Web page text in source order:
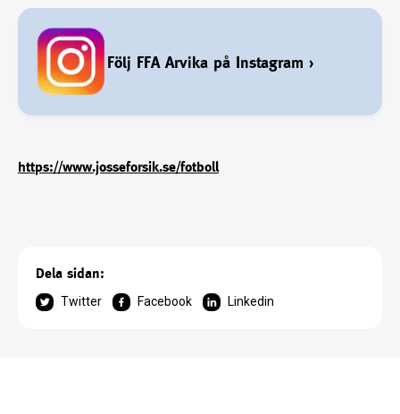
Följ FFA Arvika på Instagram ›
https://www.josseforsik.se/fotboll
Dela sidan:
Twitter Facebook Linkedin